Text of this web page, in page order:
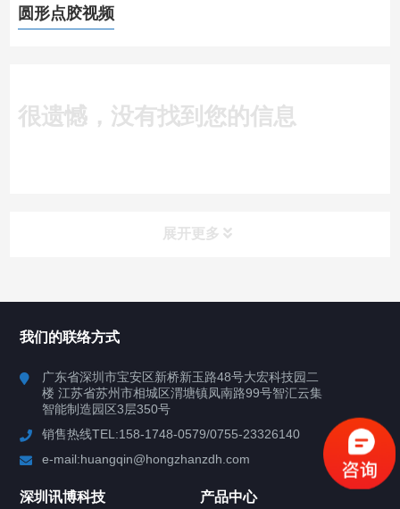
圆形点胶视频
很遗憾，没有找到您的信息
展开更多
行业案例
联系我们
我们的联络方式
广东省深圳市宝安区新桥新玉路48号大宏科技园二
楼 江苏省苏州市相城区渭塘镇凤南路99号智汇云集
智能制造园区3层350号
销售热线TEL:158-1748-0579/0755-23326140
e-mail:huangqin@hongzhanzdh.com
深圳讯博科技 产品中心